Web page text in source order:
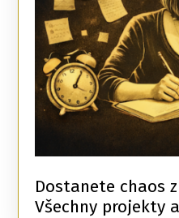
Dostanete chaos
Všechny projekty